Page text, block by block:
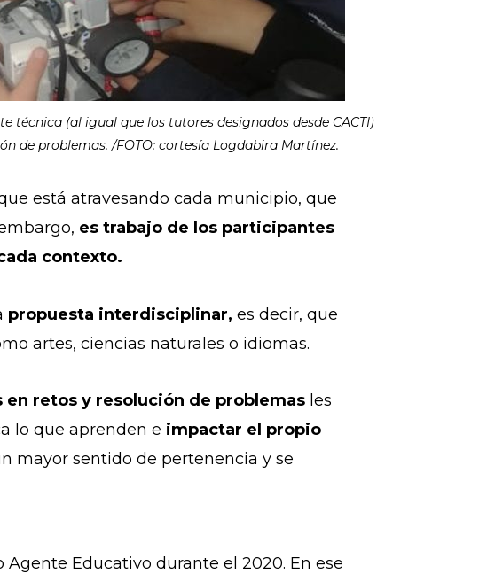
técnica (al igual que los tutores designados desde CACTI)
de problemas. /FOTO: cortesía Logdabira Martínez.
está atravesando cada municipio, que
es trabajo de los participantes
contexto.
propuesta interdisciplinar, es decir, que
artes, ciencias naturales o idiomas.
retos y resolución de problemas les
lo que aprenden e impactar el propio
mayor sentido de pertenencia y se
Educativo durante el 2020. En ese